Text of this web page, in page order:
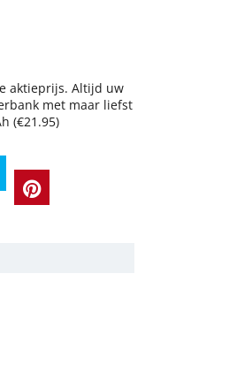
aktieprijs. Altijd uw
met maar liefst
(€21.95)